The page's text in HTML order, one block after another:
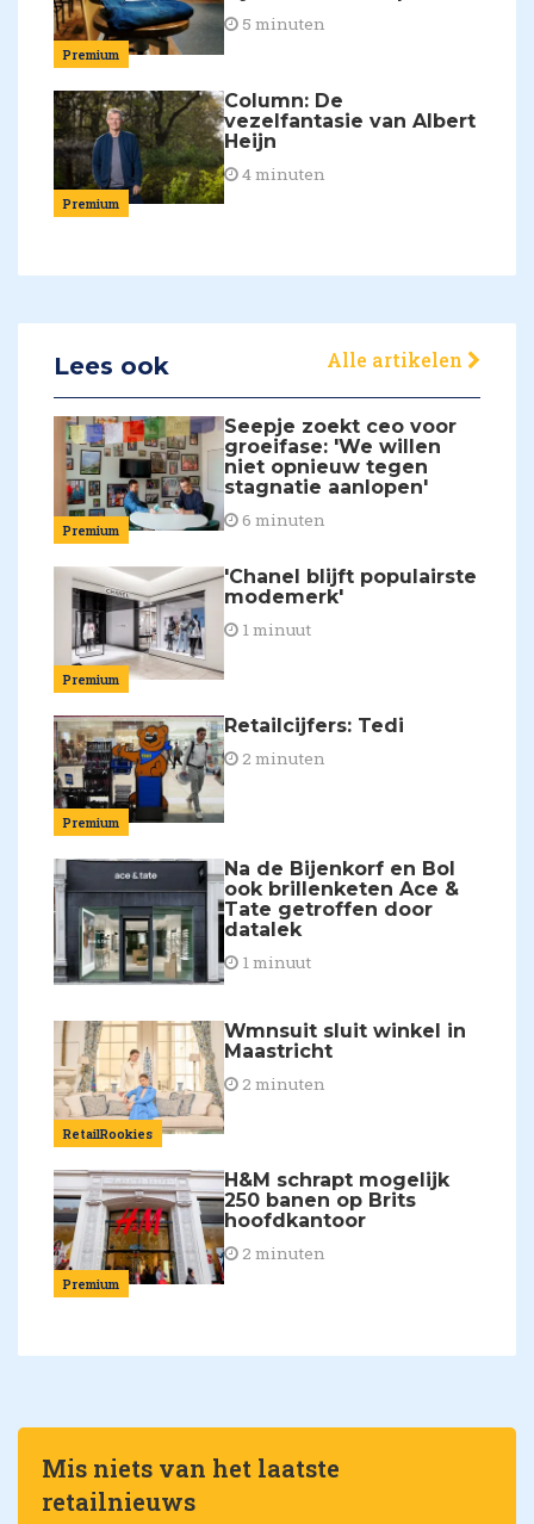
Premium
5 minuten
Premium
Column: De
vezelfantasie van Albert
Heijn
4 minuten
Lees ook Alle artikelen
Premium
Seepje zoekt ceo voor
groeifase: 'We willen
niet opnieuw tegen
stagnatie aanlopen'
6 minuten
Premium
'Chanel blijft populairste
modemerk'
1 minuut
Premium
Retailcijfers: Tedi
2 minuten
Na de Bijenkorf en Bol
ook brillenketen Ace &
Tate getroffen door
datalek
1 minuut
RetailRookies
Wmnsuit sluit winkel in
Maastricht
2 minuten
Premium
H&M schrapt mogelijk
250 banen op Brits
hoofdkantoor
2 minuten
Mis niets van het laatste
retailnieuws